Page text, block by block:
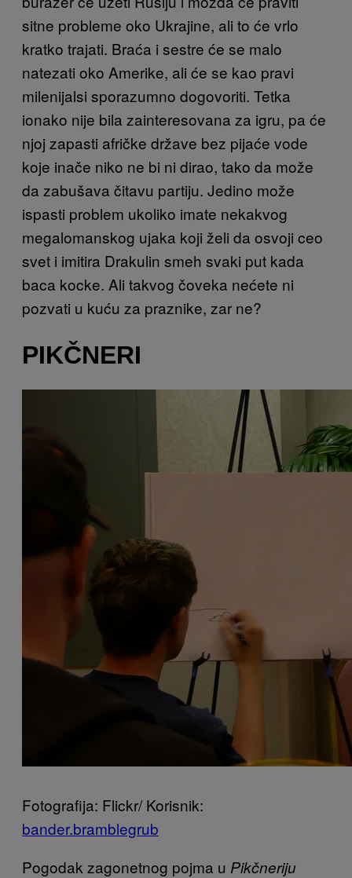
sitne probleme oko Ukrajine, ali to će vrlo
kratko trajati. Braća i sestre će se malo
natezati oko Amerike, ali će se kao pravi
milenijalsi sporazumno dogovoriti. Tetka
ionako nije bila zainteresovana za igru, pa će
njoj zapasti afričke države bez pijaće vode
koje inače niko ne bi ni dirao, tako da može
da zabušava čitavu partiju. Jedino može
ispasti problem ukoliko imate nekakvog
megalomanskog ujaka koji želi da osvoji ceo
svet i imitira Drakulin smeh svaki put kada
baca kocke. Ali takvog čoveka nećete ni
pozvati u kuću za praznike, zar ne?
PIKČNERI
Fotografija: Flickr/ Korisnik:
bander.bramblegrub
Pogodak zagonetnog pojma u Pikčneriju